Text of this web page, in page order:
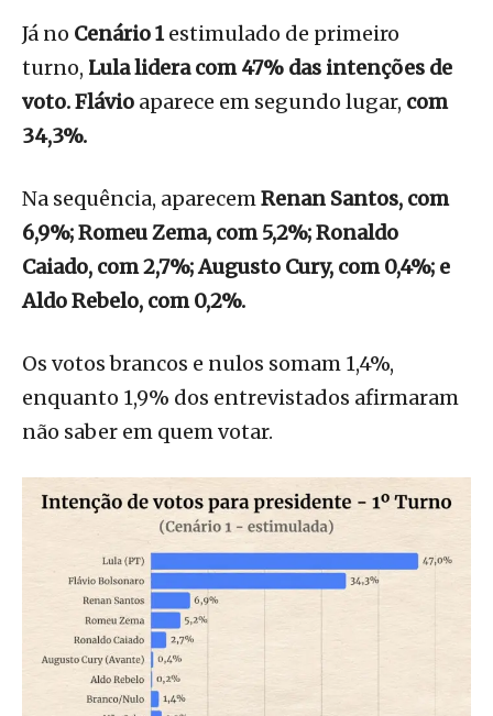
Já no Cenário 1 estimulado de primeiro
turno, Lula lidera com 47% das intenções de
voto.Flávio aparece em segundo lugar, com
34,3%.
Na sequência, aparecemRenan Santos, com
6,9%; Romeu Zema, com 5,2%; Ronaldo
Caiado, com 2,7%; Augusto Cury, com 0,4%; e
Aldo Rebelo, com 0,2%.
Os votos brancos e nulos somam 1,4%,
enquanto 1,9% dos entrevistados afirmaram
não saber em quem votar.